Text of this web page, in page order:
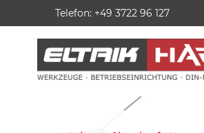
Zur Hauptnavigation springen
Telefon: +49 3722 96 127